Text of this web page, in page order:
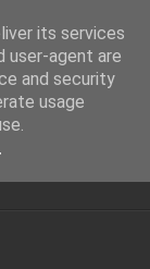
its services
user-agent are
and security
usage